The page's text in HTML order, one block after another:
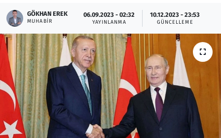
GÖKHAN EREK
MUHABIR
06.09.2023 - 02:32
YAYINLANMA
10.12.2023 - 23:53
GÜNCELLEME
Oyun
Ramazan
Resmi İlanlar
Rüya Tabirleri